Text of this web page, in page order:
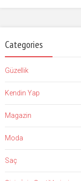
Categories
Güzellik
Kendin Yap
Magazin
Moda
Saç